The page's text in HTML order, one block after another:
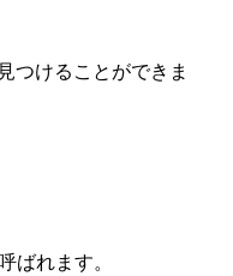
つけることができま
ばれます。